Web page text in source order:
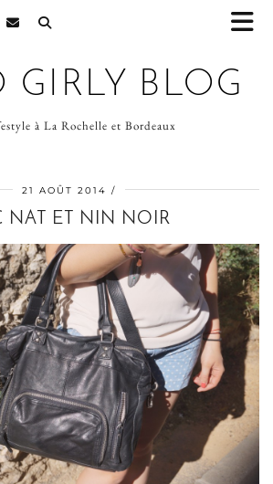
GIRLY BLOG
à La Rochelle et Bordeaux
21 AOÛT 2014
NAT ET NIN NOIR